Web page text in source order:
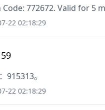
Code: 772672. Valid for 5
22 02:18:29
915313。
22 02:18:29